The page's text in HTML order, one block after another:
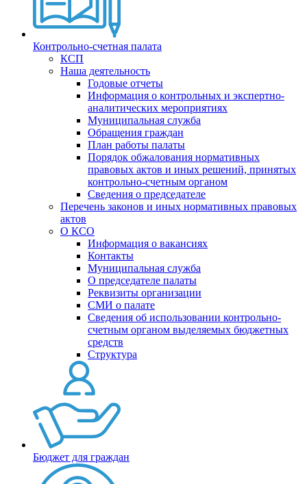
Контрольно-счетная палата
КСП
Наша деятельность
Годовые отчеты
Информация о контрольных и экспертно-
аналитических мероприятиях
Муниципальная служба
Обращения граждан
План работы палаты
Порядок обжалования нормативных
правовых актов и иных решений, принятых
контрольно-счетным органом
Сведения о председателе
Перечень законов и иных нормативных правовых
актов
О КСО
Информация о вакансиях
Контакты
Муниципальная служба
О председателе палаты
Реквизиты организации
СМИ о палате
Сведения об использовании контрольно-
счетным органом выделяемых бюджетных
средств
Структура
Бюджет для граждан